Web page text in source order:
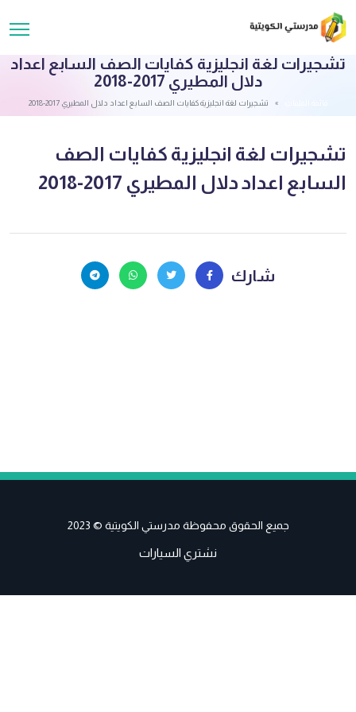
تشجيرات لغة انجليزية كفايات الصف السابع اعداد
دلال المطيري 2017-2018
تشجيرات لغة انجليزية كفايات الصف السابع اعداد دلال المطيري 2017-2018
تشجيرات لغة انجليزية كفايات الصف
السابع اعداد دلال المطيري 2017-2018
شارك
جميع الحقوق محفوظة مدرستي الكويتية © 2023
نشتري السيارات